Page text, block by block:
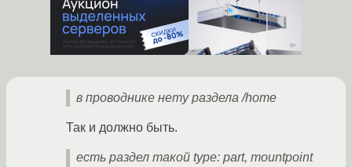
в проводнике нету раздела /home
Так и должно быть.
есть раздел такой type: part, mountpoint